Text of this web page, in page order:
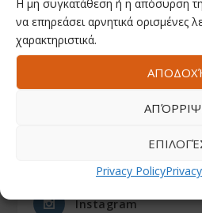
Η μη συγκατάθεση ή η απόσυρση
να επηρεάσει αρνητικά ορισμένες
χαρακτηριστικά.
Privacy Policy
ΑΚΟΛΟΥΘΗΣΤΕ ΜΑΣ
Facebook
Instagram